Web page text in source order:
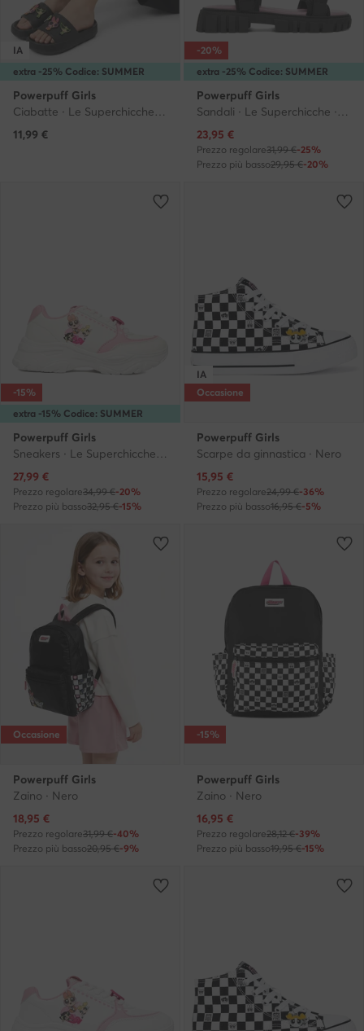
extra -25% Codice: SUMMER
IA
Powerpuff Girls
Ciabatte · Le Superchicche · Nero
11,99 €
extra -25% Codice: SUMMER
-20%
Powerpuff Girls
Sandali · Le Superchicche · Nero
Prezzo attuale
23,95 €
Prezzo regolare31,99 €-25%
Prezzo più basso29,95 €-20%
extra -15% Codice: SUMMER
-15%
Powerpuff Girls
Sneakers · Le Superchicche · Bianco
Prezzo attuale
27,99 €
Prezzo regolare34,99 €-20%
Prezzo più basso32,95 €-15%
IA
Occasione
Powerpuff Girls
Scarpe da ginnastica · Nero
Prezzo attuale
15,95 €
Prezzo regolare24,99 €-36%
Prezzo più basso16,95 €-5%
Occasione
Powerpuff Girls
Zaino · Nero
Prezzo attuale
18,95 €
Prezzo regolare31,99 €-40%
Prezzo più basso20,95 €-9%
-15%
Powerpuff Girls
Zaino · Nero
Prezzo attuale
16,95 €
Prezzo regolare28,12 €-39%
Prezzo più basso19,95 €-15%